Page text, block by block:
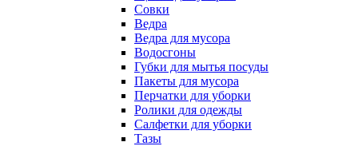
Совки
Ведра
Ведра для мусора
Водосгоны
Губки для мытья посуды
Пакеты для мусора
Перчатки для уборки
Ролики для одежды
Салфетки для уборки
Тазы